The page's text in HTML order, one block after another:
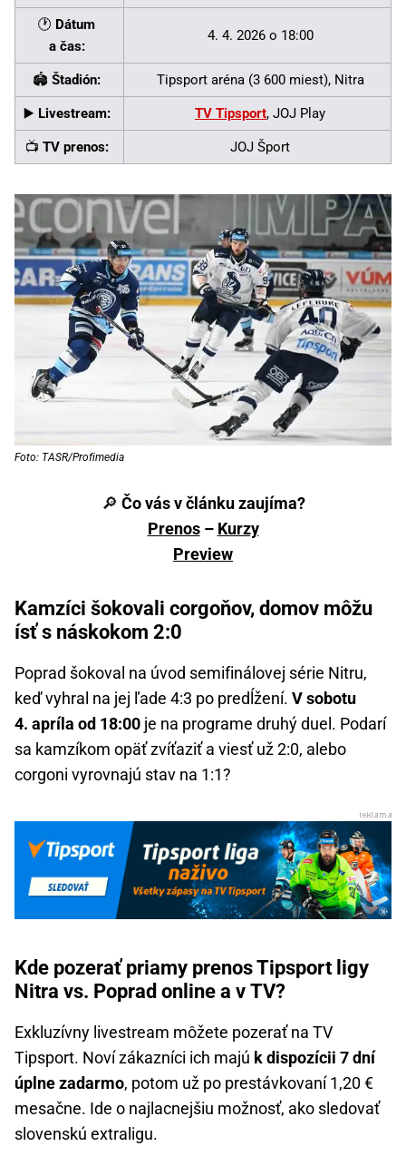
🕐 Dátum
a čas:
4. 4. 2026 o 18:00
🏟 Štadión: Tipsport aréna (3 600 miest), Nitra
▶️ Livestream: TV Tipsport, JOJ Play
📺 TV prenos: JOJ Šport
Foto: TASR/Profimedia
🔎 Čo vás v článku zaujíma?
Prenos– Kurzy
Preview
Kamzíci šokovali corgoňov, domov môžu
ísť s náskokom 2:0
Poprad šokoval na úvod semifinálovej série Nitru,
keď vyhral na jej ľade 4:3 po predĺžení. V sobotu
4. apríla od 18:00 je na programe druhý duel. Podarí
sa kamzíkom opäť zvíťaziť a viesť už 2:0, alebo
corgoni vyrovnajú stav na 1:1?
Kde pozerať priamy prenos Tipsport ligy
Nitra vs. Poprad online a v TV?
Exkluzívny livestream môžete pozerať na TV
Tipsport. Noví zákazníci ich majú k dispozícii 7 dní
úplne zadarmo, potom už po prestávkovaní 1,20 €
mesačne. Ide o najlacnejšiu možnosť, ako sledovať
slovenskú extraligu.